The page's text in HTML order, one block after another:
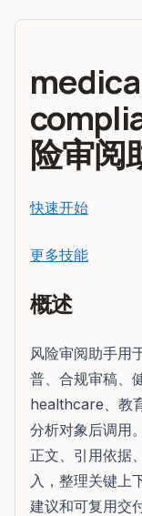
险审阅
快速开始
更多技能
概述
风险审阅助手用
普、合规审稿、
healthcare、教
分析对象后调用
正文、引用依据
入，整理关键上
建议和可复用交